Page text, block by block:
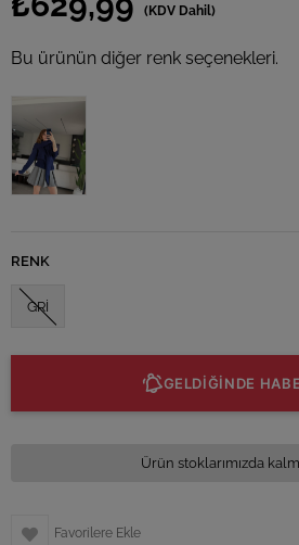
(KDV Dahil)
Bu ürünün diğer renk seçenekleri.
RENK
GRİ
GELDİĞİNDE
Ürün stoklarımızda
Favorilere Ekle